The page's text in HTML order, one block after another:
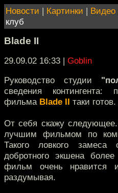
Новости | Картинки | Видео
клуб
Blade II
29.09.02 16:33 | Goblin
Руководство студии
сведения контингента:
фильма Blade II таки готов.
От себя скажу следующее.
лучшим фильмом по
Такого ловкого замеса
добротного экшена
фильм очень
раздумывая.